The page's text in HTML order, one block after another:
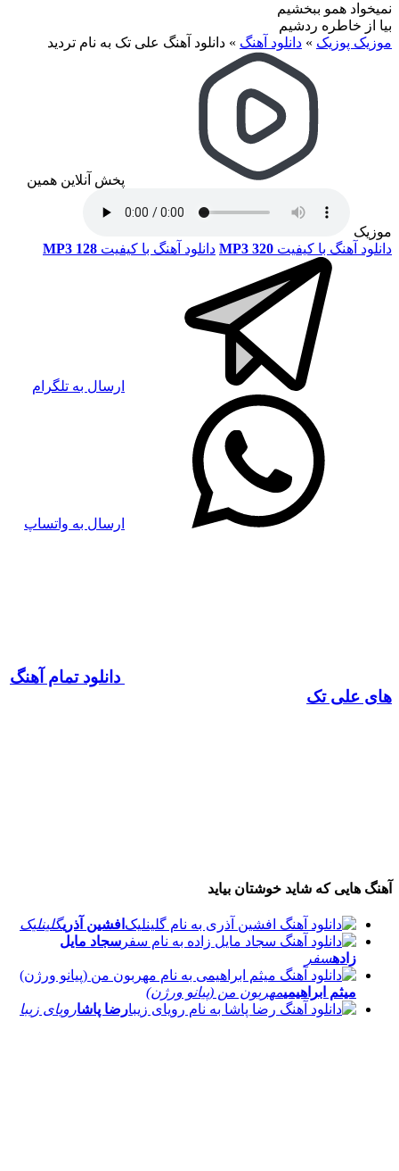
نمیخواد همو ببخشیم
بیا از خاطره ردشیم
موزیک پوزیک » دانلود آهنگ » دانلود آهنگ علی تک به نام تردید
پخش آنلاین همین
موزیک
دانلود آهنگ با کیفیت MP3 320 دانلود آهنگ با کیفیت MP3 128
ارسال به تلگرام
ارسال به واتساپ
دانلود تمام آهنگ
های علی تک
آهنگ هایی که شاید خوشتان بیاید
افشین آذریگلینلیک
سجاد مایل
زادهسفر
میثم ابراهیمیمهربون من (پیانو ورژن)
رضا پاشارویای زیبا